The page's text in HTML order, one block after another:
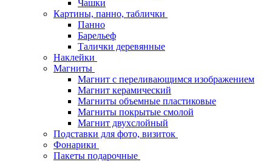
Чашки
Картины, панно, таблички
Панно
Барельеф
Талички деревянные
Наклейки
Магниты
Магнит с переливающимся изображением
Магнит керамический
Магниты объемные пластиковые
Магниты покрытые смолой
Магнит двухслойный
Подставки для фото, визиток
Фонарики
Пакеты подарочные